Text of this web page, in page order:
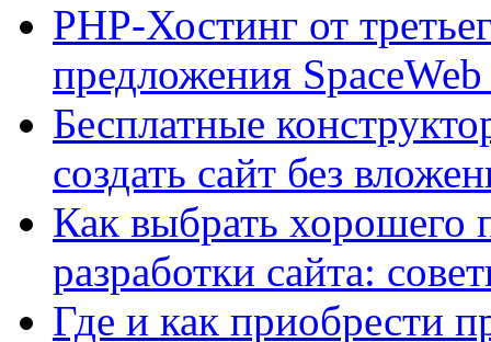
PHP-Хостинг от
предложения
Бесплатные
создать сайт без
Как выбрать хорошего
разработки сайта:
Где и как приобрести